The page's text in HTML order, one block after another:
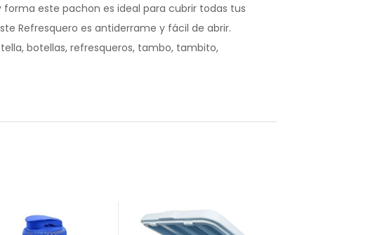
forma este pachon es ideal para cubrir todas tus
Refresquero es antiderrame y fácil de abrir.
botellas, refresqueros, tambo, tambito,